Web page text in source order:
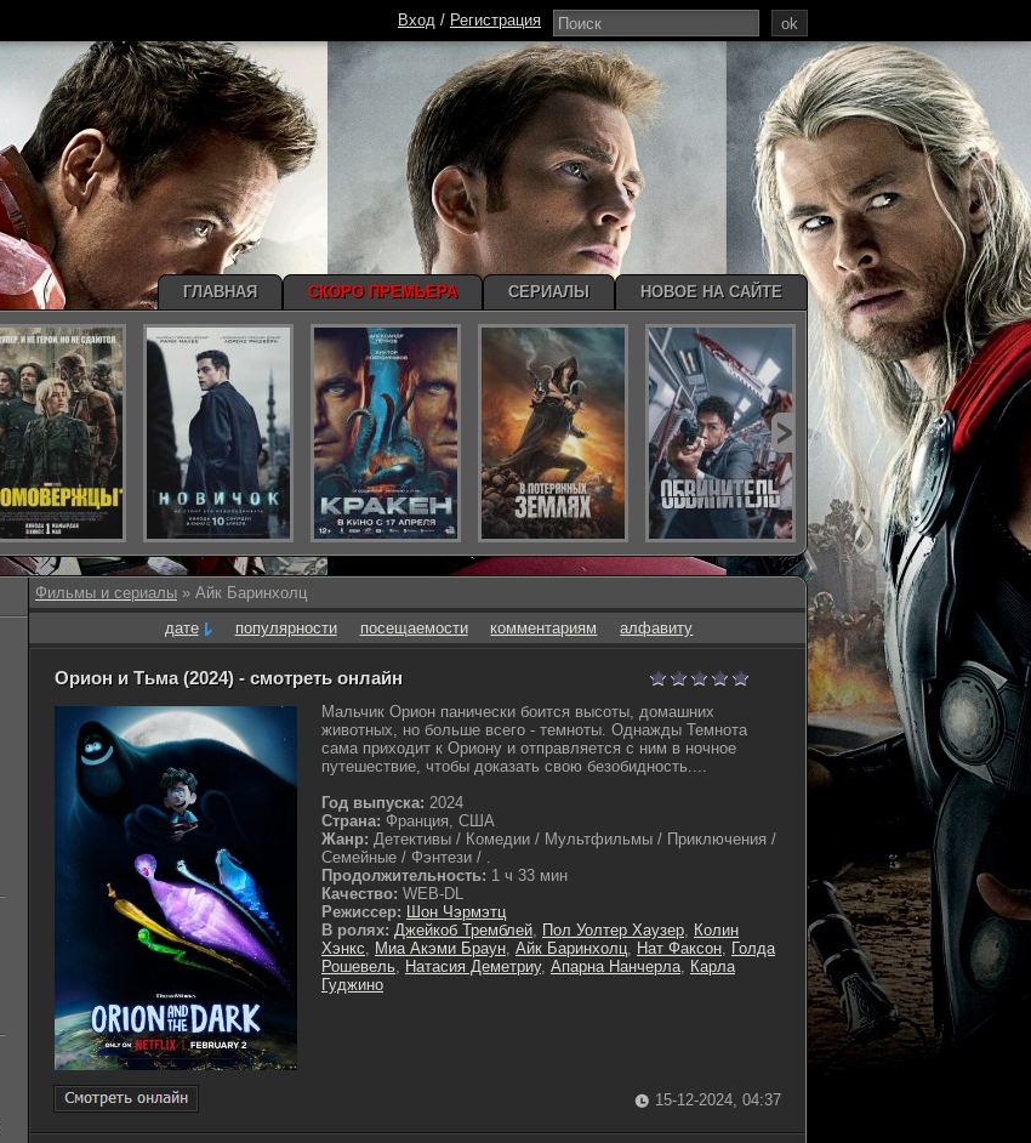
Фильмы и сериалы » Айк Баринхолц
дате
популярности посещаемости комментариям алфавиту
Орион и Тьма (2024) - смотреть онлайн
Мальчик Орион панически боится высоты, домашних
животных, но больше всего - темноты. Однажды Темнота
сама приходит к Ориону и отправляется с ним в ночное
путешествие, чтобы доказать свою безобидность....
Год выпуска: 2024
Страна: Франция, США
Жанр: Детективы / Комедии / Мультфильмы / Приключения /
Семейные / Фэнтези / .
Продолжительность: 1 ч 33 мин
Качество: WEB-DL
Режиссер: Шон Чэрмэтц
В ролях: Джейкоб Тремблей, Пол Уолтер Хаузер, Колин
Хэнкс, Миа Акэми Браун, Айк Баринхолц, Нат Факсон, Голда
Рошевель, Натасия Деметриу, Апарна Нанчерла, Карла
Гуджино
15-12-2024, 04:37
ok
Вход / Регистрация
ГЛАВНАЯ СКОРО ПРЕМЬЕРА СЕРИАЛЫ НОВОЕ НА САЙТЕ